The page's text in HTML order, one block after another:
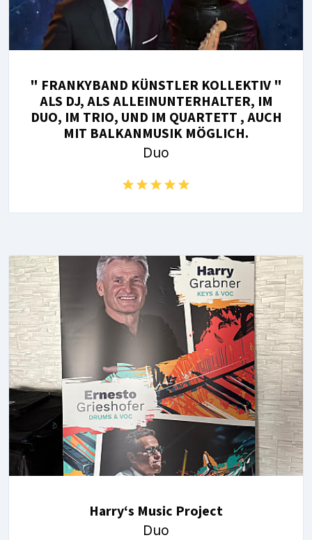
" FRANKYBAND KÜNSTLER KOLLEKTIV "
ALS DJ, ALS ALLEINUNTERHALTER, IM
DUO, IM TRIO, UND IM QUARTETT , AUCH
MIT BALKANMUSIK MÖGLICH.
Duo
Harry‘s Music Project
Duo